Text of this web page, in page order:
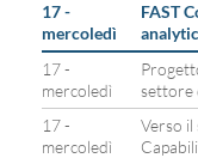
17 -
mercoledì
FAST
17 -
mercoledì
settore
17 -
mercoledì
Verso